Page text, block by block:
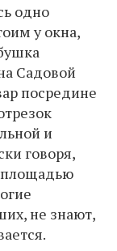
одно
у окна,
Садовой
посредине
и
говоря,
не знают,